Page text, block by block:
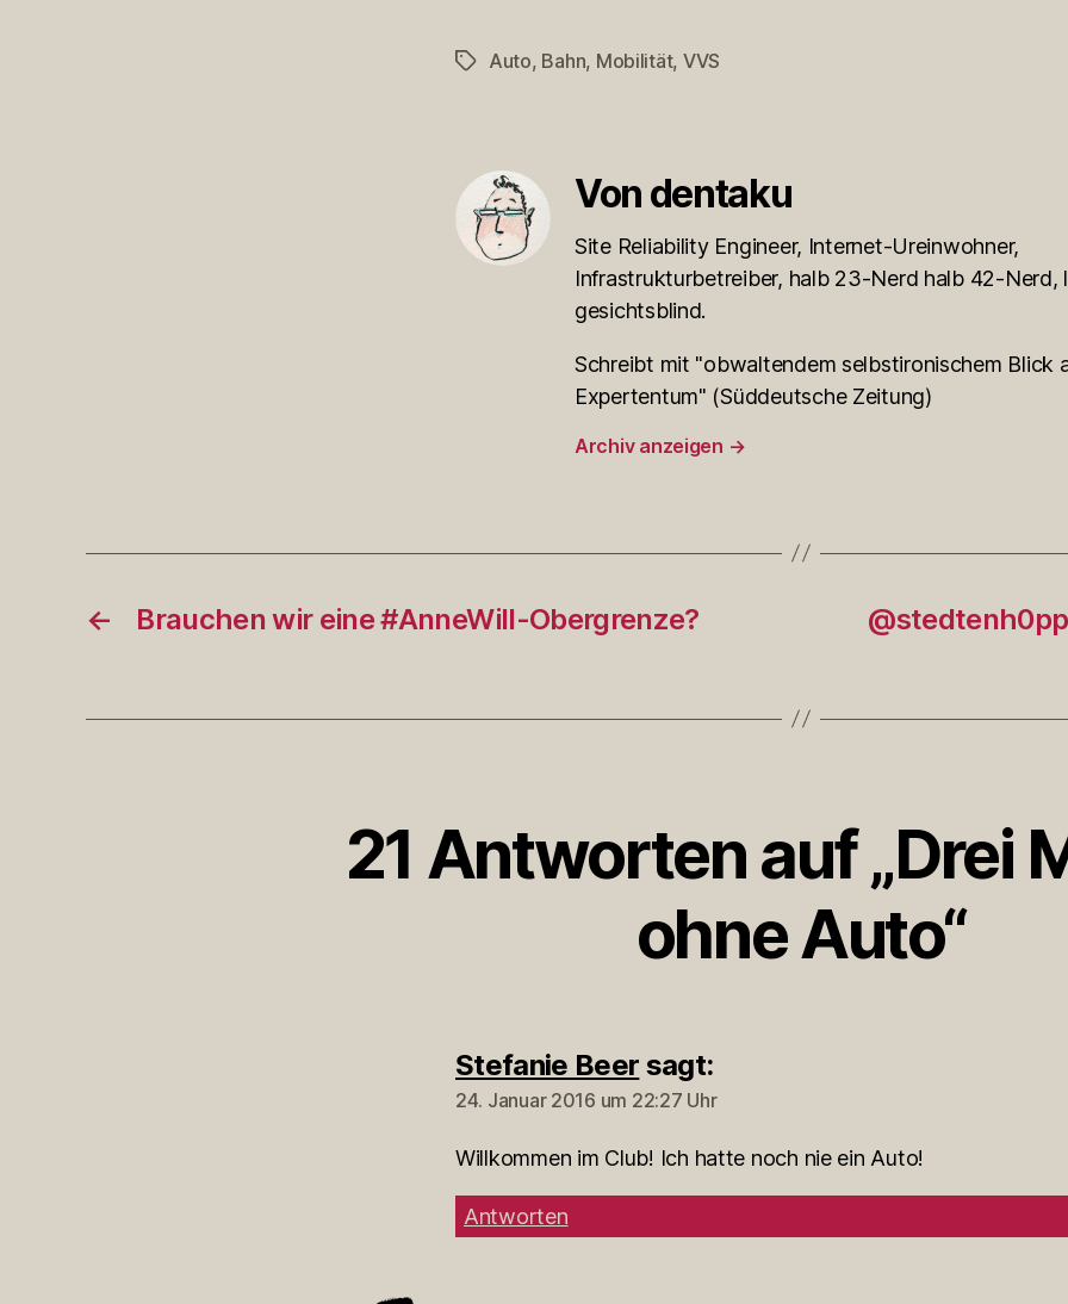
Schlagwörter
Auto, Bahn, Mobilität, VVS
Von dentaku
Site Reliability Engineer, Internet-Ureinwohner,
Infrastrukturbetreiber, halb 23-Nerd halb 42-Nerd,
gesichtsblind.
Schreibt mit "obwaltendem selbstironischem Blick
Expertentum" (Süddeutsche Zeitung)
Archiv anzeigen →
← Brauchen wir eine #AnneWill-Obergrenze?
21 Antworten auf „Drei
ohne Auto“
Stefanie Beer sagt:
24. Januar 2016 um 22:27 Uhr
Willkommen im Club! Ich hatte noch nie ein Auto!
Antworten